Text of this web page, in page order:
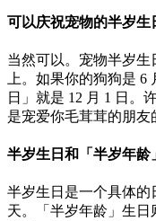
可以庆祝宠物的半岁生
当然可以。宠物半岁
上。如果你的狗狗是
日」就是 12 月 1 日。
是宠爱你毛茸茸的朋友
半岁生日和「半岁年龄
半岁生日是一个具体
天。「半岁年龄」生